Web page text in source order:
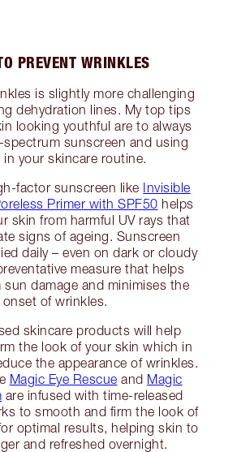
PREVENT WRINKLES
is slightly more challenging
dehydration lines. My top tips
looking youthful are to always
spectrum sunscreen and using
in your skincare routine.
factor sunscreen like Invisible
Primer with SPF50 helps
skin from harmful UV rays that
signs of ageing. Sunscreen
daily – even on dark or cloudy
measure that helps
damage and minimises the
onset of wrinkles.
skincare products will help
the look of your skin which in
the appearance of wrinkles.
Magic Eye Rescue and Magic
are infused with time-released
to smooth and firm the look of
optimal results, helping skin to
and refreshed overnight.